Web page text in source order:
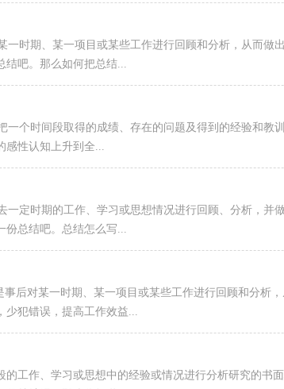
时期、某一项目或某些工作进行回顾和分析，从而做
结吧。那么如何把总结...
个时间段取得的成绩、存在的问题及得到的经验和教
感性认知上升到全...
定时期的工作、学习或思想情况进行回顾、分析，并
份总结吧。总结怎么写...
后对某一时期、某一项目或某些工作进行回顾和分析
少犯错误，提高工作效益...
工作、学习或思想中的经验或情况进行分析研究的书